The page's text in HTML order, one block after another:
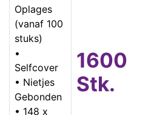
Oplages
(vanaf 100
stuks)
•
Selfcover
• Nietjes
Gebonden
• 148 x
1600
Stk.